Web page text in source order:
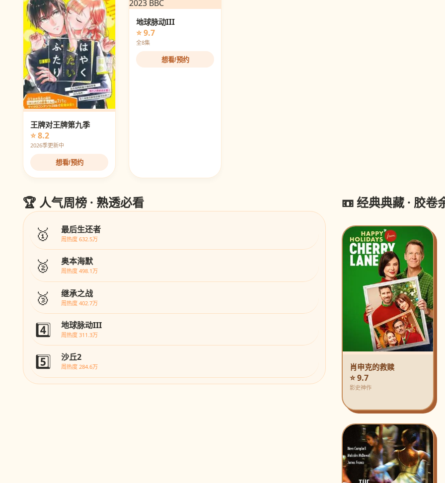
王牌对王牌第九季
⭐ 8.2
2026季更新中
想看/预约
地球脉动III
⭐ 9.7
全8集
想看/预约
🏆 人气周榜 · 熟透必看
🥇 最后生还者
周热度 632.5万
🥈 奥本海默
周热度 498.1万
🥉 继承之战
周热度 402.7万
4️⃣ 地球脉动III
周热度 311.3万
5️⃣ 沙丘2
周热度 284.6万
📼 经典典藏 · 胶卷
肖申克的救赎
⭐ 9.7
影史神作